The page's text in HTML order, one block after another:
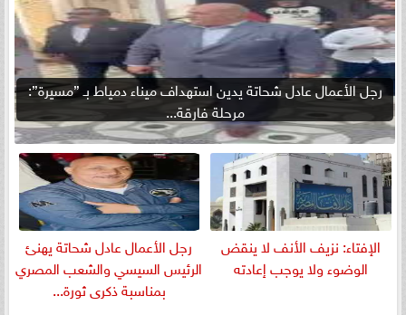
رجل الأعمال عادل شحاتة يدين استهداف ميناء دمياط بـ ”مسيرة”:
مرحلة فارقة...
الإفتاء: نزيف الأنف لا ينقض
الوضوء ولا يوجب إعادته
رجل الأعمال عادل شحاتة يهنئ
الرئيس السيسي والشعب المصري
بمناسبة ذكرى ثورة...